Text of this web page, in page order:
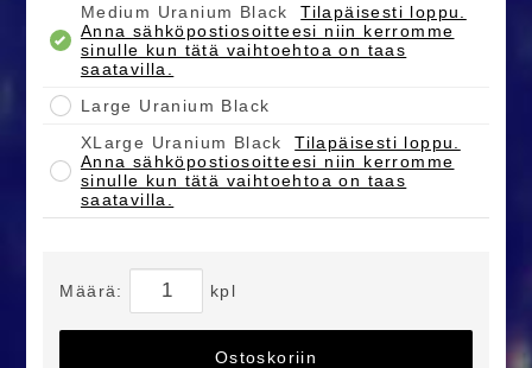
Medium Uranium Black
Tilapäisesti loppu.
Anna sähköpostiosoitteesi niin kerromme
sinulle kun tätä vaihtoehtoa on taas
saatavilla.
Large Uranium Black
XLarge Uranium Black
Tilapäisesti loppu.
Anna sähköpostiosoitteesi niin kerromme
sinulle kun tätä vaihtoehtoa on taas
saatavilla.
Määrä: kpl
Ostoskoriin